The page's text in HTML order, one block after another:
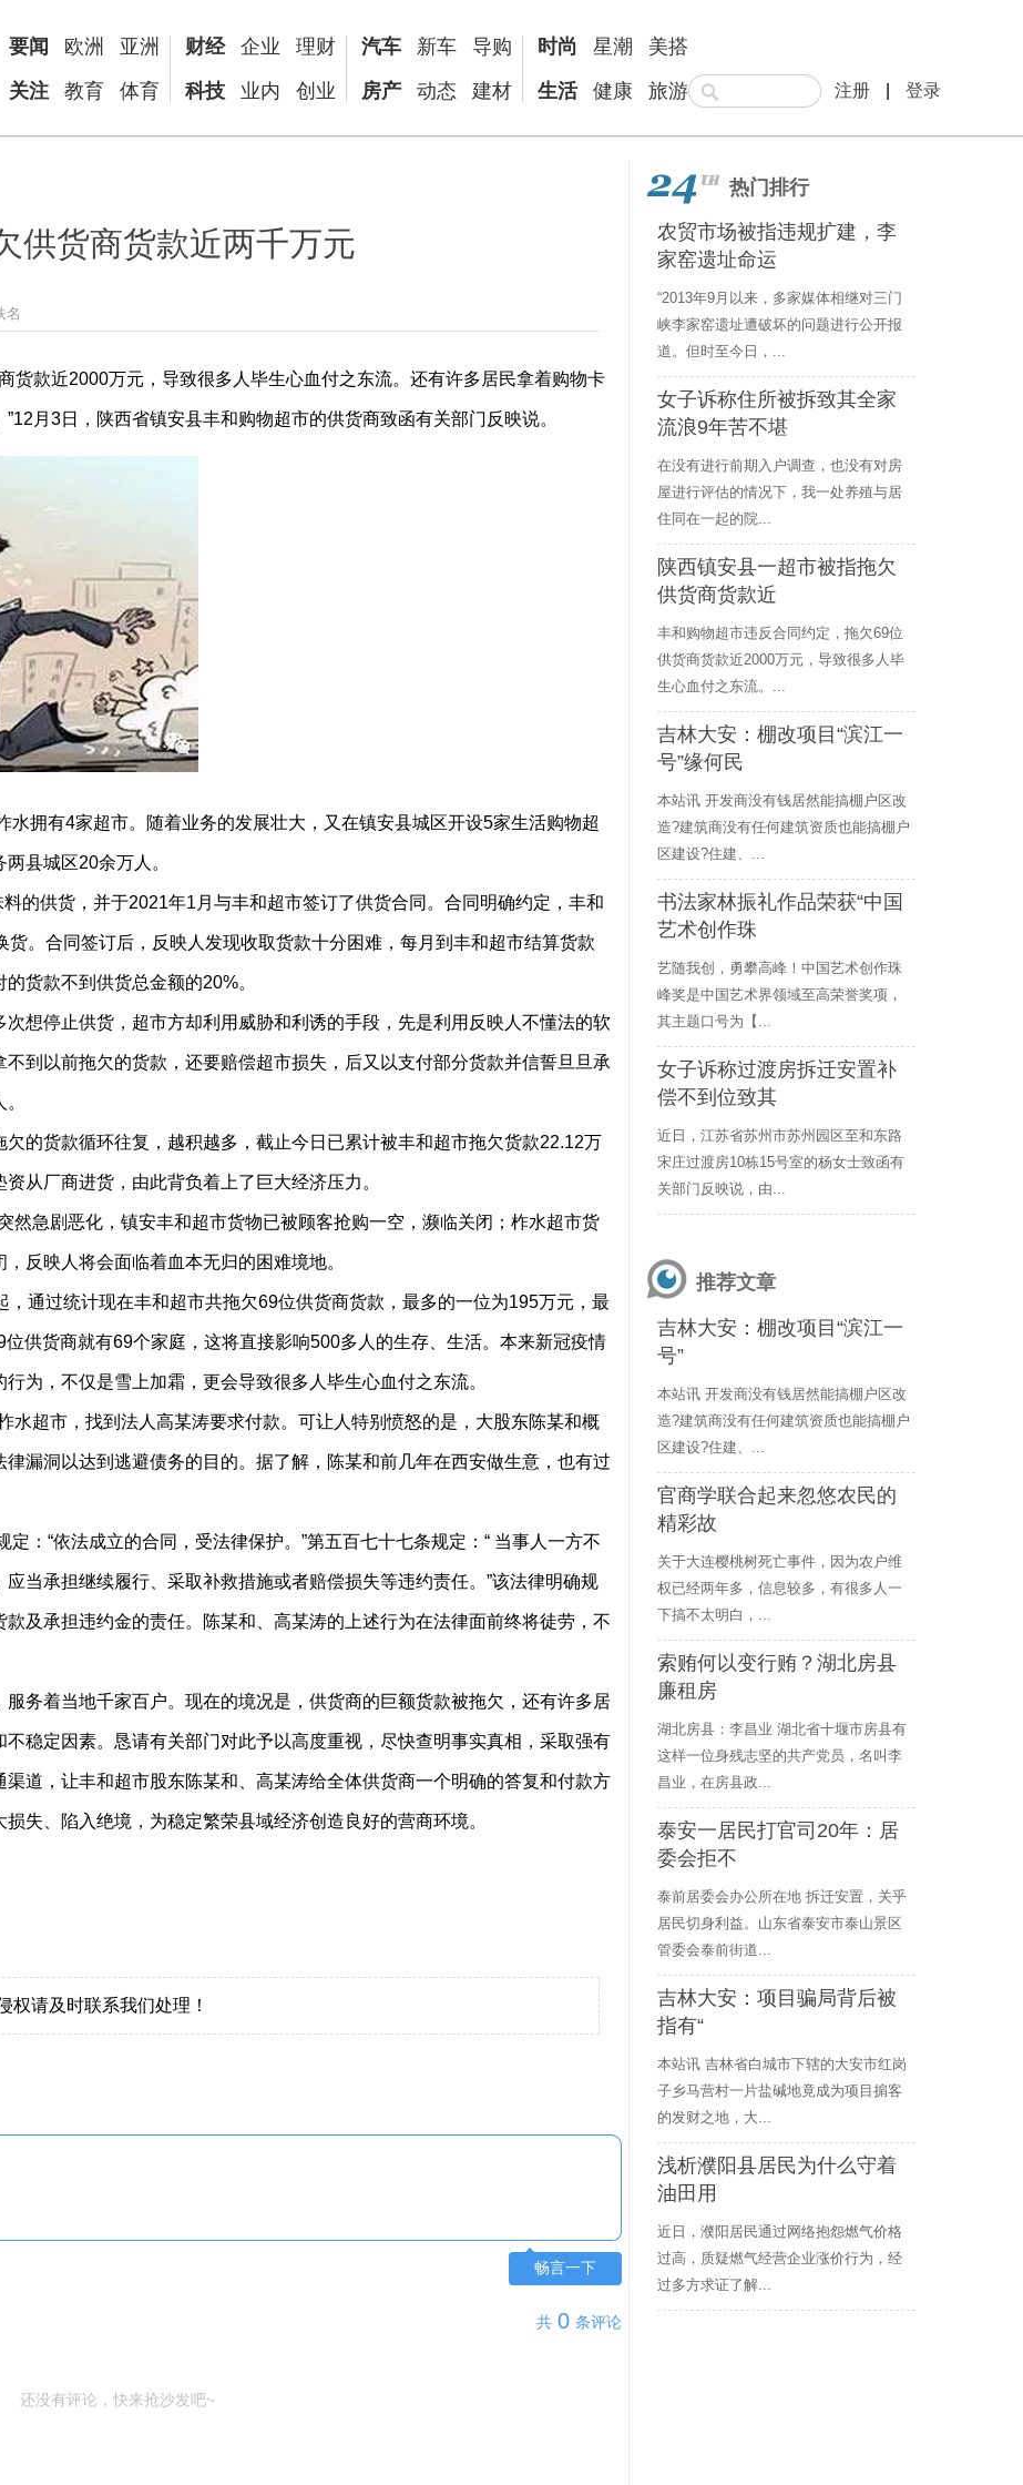
要闻 欧洲
亚洲
关注
教育 体育
财经 企业
理财
科技
业内 创业
汽车 新车
导购
房产
动态 建材
时尚 星潮
美搭
生活
健康 旅游 注册 登录
供货商货款近两千万元
名
货款近2000万元，导致很多人毕生心血付之东流。还有许多居民拿着购物卡
月3日，陕西省镇安县丰和购物超市的供货商致函有关部门反映说。
拥有4家超市。随着业务的发展壮大，又在镇安县城区开设5家生活购物超
县城区20余万人。
的供货，并于2021年1月与丰和超市签订了供货合同。合同明确约定，丰和
。合同签订后，反映人发现收取货款十分困难，每月到丰和超市结算货款
货款不到供货总金额的20%。
想停止供货，超市方却利用威胁和利诱的手段，先是利用反映人不懂法的软
到以前拖欠的货款，还要赔偿超市损失，后又以支付部分货款并信誓旦旦承
的货款循环往复，越积越多，截止今日已累计被丰和超市拖欠货款22.12万
从厂商进货，由此背负着上了巨大经济压力。
急剧恶化，镇安丰和超市货物已被顾客抢购一空，濒临关闭；柞水超市货
反映人将会面临着血本无归的困难境地。
通过统计现在丰和超市共拖欠69位供货商货款，最多的一位为195万元，最
供货商就有69个家庭，这将直接影响500多人的生存、生活。本来新冠疫情
为，不仅是雪上加霜，更会导致很多人毕生心血付之东流。
超市，找到法人高某涛要求付款。可让人特别愤怒的是，大股东陈某和概
漏洞以达到逃避债务的目的。据了解，陈某和前几年在西安做生意，也有过
：“依法成立的合同，受法律保护。”第五百七十七条规定：“ 当事人一方不
当承担继续履行、采取补救措施或者赔偿损失等违约责任。”该法律明确规
及承担违约金的责任。陈某和、高某涛的上述行为在法律面前终将徒劳，不
务着当地千家百户。现在的境况是，供货商的巨额货款被拖欠，还有许多居
稳定因素。恳请有关部门对此予以高度重视，尽快查明事实真相，采取强有
道，让丰和超市股东陈某和、高某涛给全体供货商一个明确的答复和付款方
失、陷入绝境，为稳定繁荣县域经济创造良好的营商环境。
权请及时联系我们处理！
畅言一下
共 0 条评论
还没有评论，快来抢沙发吧~
热门排行
农贸市场被指违规扩建，李
家窑遗址命运
“2013年9月以来，多家媒体相继对三门
峡李家窑遗址遭破坏的问题进行公开报
道。但时至今日，...
女子诉称住所被拆致其全家
流浪9年苦不堪
在没有进行前期入户调查，也没有对房
屋进行评估的情况下，我一处养殖与居
住同在一起的院...
陕西镇安县一超市被指拖欠
供货商货款近
丰和购物超市违反合同约定，拖欠69位
供货商货款近2000万元，导致很多人毕
生心血付之东流。...
吉林大安：棚改项目“滨江一
号”缘何民
本站讯 开发商没有钱居然能搞棚户区改
造?建筑商没有任何建筑资质也能搞棚户
区建设?住建、...
书法家林振礼作品荣获“中国
艺术创作珠
艺随我创，勇攀高峰！中国艺术创作珠
峰奖是中国艺术界领域至高荣誉奖项，
其主题口号为【...
女子诉称过渡房拆迁安置补
偿不到位致其
近日，江苏省苏州市苏州园区至和东路
宋庄过渡房10栋15号室的杨女士致函有
关部门反映说，由...
推荐文章
吉林大安：棚改项目“滨江一
号”
本站讯 开发商没有钱居然能搞棚户区改
造?建筑商没有任何建筑资质也能搞棚户
区建设?住建、...
官商学联合起来忽悠农民的
精彩故
关于大连樱桃树死亡事件，因为农户维
权已经两年多，信息较多，有很多人一
下搞不太明白，...
索贿何以变行贿？湖北房县
廉租房
湖北房县：李昌业 湖北省十堰市房县有
这样一位身残志坚的共产党员，名叫李
昌业，在房县政...
泰安一居民打官司20年：居
委会拒不
泰前居委会办公所在地 拆迁安置，关乎
居民切身利益。山东省泰安市泰山景区
管委会泰前街道...
吉林大安：项目骗局背后被
指有“
本站讯 吉林省白城市下辖的大安市红岗
子乡马营村一片盐碱地竟成为项目掮客
的发财之地，大...
浅析濮阳县居民为什么守着
油田用
近日，濮阳居民通过网络抱怨燃气价格
过高，质疑燃气经营企业涨价行为，经
过多方求证了解...